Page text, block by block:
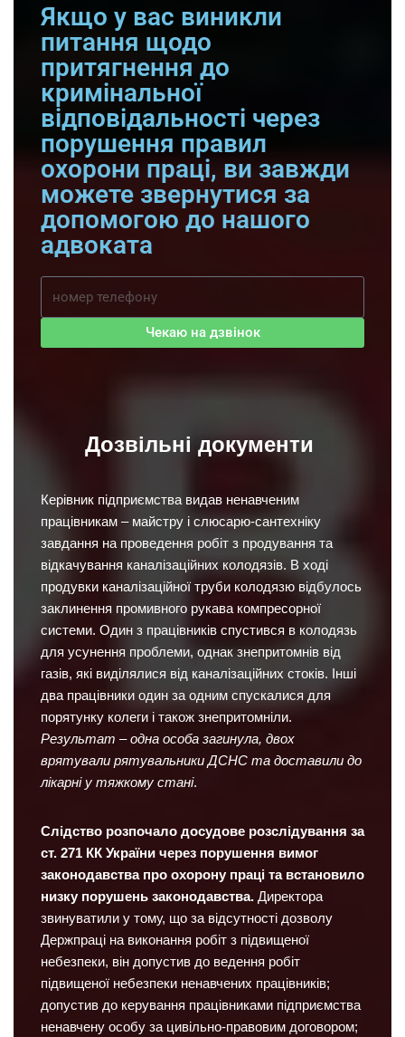
Якщо у вас виникли
питання щодо
притягнення до
кримінальної
відповідальності через
порушення правил
охорони праці, ви завжди
можете звернутися за
допомогою до нашого
адвоката
Чекаю на дзвінок
Дозвільні документи
Керівник підприємства видав ненавченим
працівникам – майстру і слюсарю-сантехніку
завдання на проведення робіт з продування та
відкачування каналізаційних колодязів. В ході
продувки каналізаційної труби колодязю відбулось
заклинення промивного рукава компресорної
системи. Один з працівників спустився в колодязь
для усунення проблеми, однак знепритомнів від
газів, які виділялися від каналізаційних стоків. Інші
два працівники один за одним спускалися для
порятунку колеги і також знепритомніли.
Результат – одна особа загинула, двох
врятували рятувальники ДСНС та доставили до
лікарні у тяжкому стані.
Слідство розпочало досудове розслідування за
ст. 271 КК України через порушення вимог
законодавства про охорону праці та встановило
низку порушень законодавства. Директора
звинуватили у тому, що за відсутності дозволу
Держпраці на виконання робіт з підвищеної
небезпеки, він допустив до ведення робіт
підвищеної небезпеки ненавчених працівників;
допустив до керування працівниками підприємства
ненавчену особу за цивільно-правовим договором;